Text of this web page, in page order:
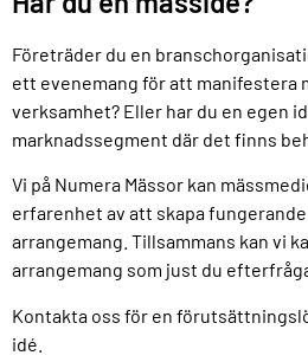
Företräder du en
ett evenemang för att manifestera
verksamhet? Eller har du en egen
marknadssegment där det finns
Vi på Numera Mässor kan
erfarenhet av att skapa
arrangemang. Tillsammans kan vi
arrangemang som just du
Kontakta oss för en
idé.